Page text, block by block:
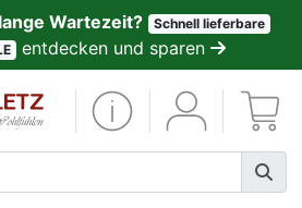
Wartezeit? Schnell lieferbare
entdecken und sparen